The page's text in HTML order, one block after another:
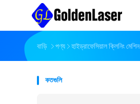
বাড়ি পণ্য হাইড্রাফেসিয়াল ক্লিনিং মেশিন
কতগুলি